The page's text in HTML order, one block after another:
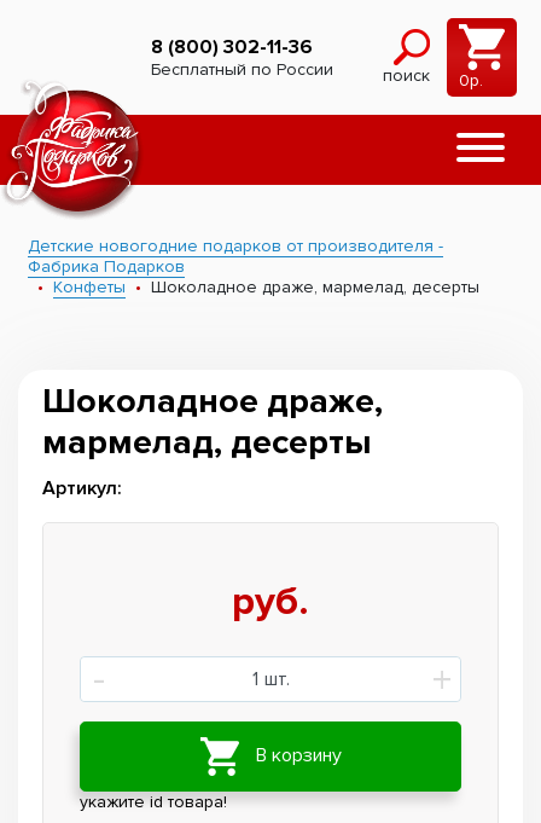
8 (800) 302-11-36
Бесплатный по России поиск 0р.
Детские новогодние подарков от производителя -
Фабрика Подарков
Конфеты
Шоколадное драже, мармелад, десерты
Шоколадное драже,
мармелад, десерты
Артикул:
руб.
- 1 шт. +
В корзину
укажите id товара!